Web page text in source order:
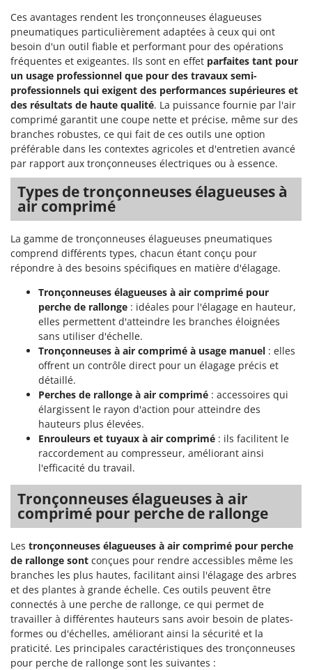
Ces avantages rendent les tronçonneuses élagueuses
pneumatiques particulièrement adaptées à ceux qui ont
besoin d'un outil fiable et performant pour des opérations
fréquentes et exigeantes. Ils sont en effet parfaites tant pour
un usage professionnel que pour des travaux semi-
professionnels qui exigent des performances supérieures et
des résultats de haute qualité. La puissance fournie par l'air
comprimé garantit une coupe nette et précise, même sur des
branches robustes, ce qui fait de ces outils une option
préférable dans les contextes agricoles et d'entretien avancé
par rapport aux tronçonneuses électriques ou à essence.
Types de tronçonneuses élagueuses à
air comprimé
La gamme de tronçonneuses élagueuses pneumatiques
comprend différents types, chacun étant conçu pour
répondre à des besoins spécifiques en matière d'élagage.
Tronçonneuses élagueuses à air comprimé pour
perche de rallonge : idéales pour l'élagage en hauteur,
elles permettent d'atteindre les branches éloignées
sans utiliser d'échelle.
Tronçonneuses à air comprimé à usage manuel : elles
offrent un contrôle direct pour un élagage précis et
détaillé.
Perches de rallonge à air comprimé : accessoires qui
élargissent le rayon d'action pour atteindre des
hauteurs plus élevées.
Enrouleurs et tuyaux à air comprimé : ils facilitent le
raccordement au compresseur, améliorant ainsi
l'efficacité du travail.
Tronçonneuses élagueuses à air
comprimé pour perche de rallonge
Les tronçonneuses élagueuses à air comprimé pour perche
de rallonge sont conçues pour rendre accessibles même les
branches les plus hautes, facilitant ainsi l'élagage des arbres
et des plantes à grande échelle. Ces outils peuvent être
connectés à une perche de rallonge, ce qui permet de
travailler à différentes hauteurs sans avoir besoin de plates-
formes ou d'échelles, améliorant ainsi la sécurité et la
praticité. Les principales caractéristiques des tronçonneuses
pour perche de rallonge sont les suivantes :